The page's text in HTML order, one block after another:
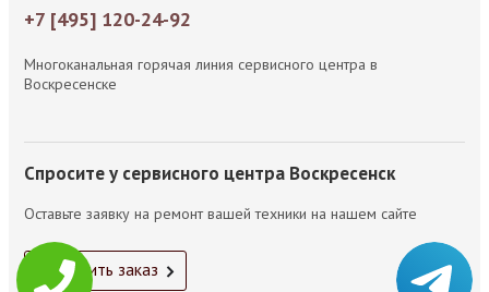
+7 [495] 120-24-92
Многоканальная горячая линия сервисного центра в
Воскресенске
Спросите у сервисного центра Воскресенск
Оставьте заявку на ремонт вашей техники на нашем сайте
Оформить заказ